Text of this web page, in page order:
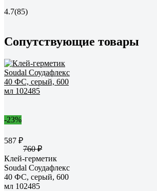
4.7(85)
Сопутствующие товары
-23%
587 ₽
760 ₽
Клей-герметик
Soudal Соудафлекс
40 ФС, серый, 600
мл 102485